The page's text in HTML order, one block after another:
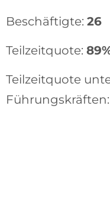
Beschäftigte: 26
Teilzeitquote:
Teilzeitquote
Führungskräften: